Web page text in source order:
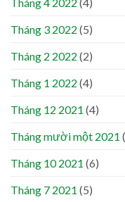
Tháng 3 2022 (5)
Tháng 2 2022 (2)
Tháng 1 2022 (4)
Tháng 12 2021 (4)
Tháng mười một 2021
Tháng 10 2021 (6)
Tháng 7 2021 (5)